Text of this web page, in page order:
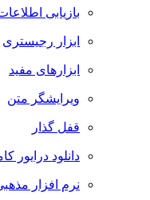
بازیابی
ابزار رجیستری
ابزارهای مفید
ویرایشگر متن
قفل گذار
دانلود درایور
نرم افزار